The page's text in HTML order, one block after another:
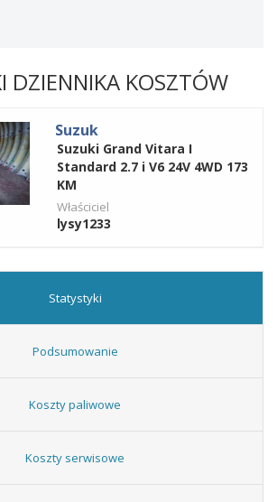
DZIENNIKA KOSZTÓW
Suzuk
Suzuki Grand Vitara I
Standard 2.7 i V6 24V 4WD 173
KM
Właściciel
lysy1233
Statystyki
Podsumowanie
Koszty paliwowe
Koszty serwisowe